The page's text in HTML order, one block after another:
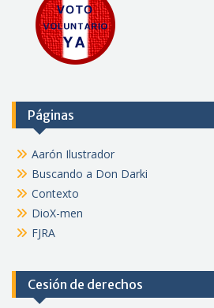
Páginas
Aarón Ilustrador
Buscando a Don Darki
Contexto
DioX-men
FJRA
Cesión de derechos